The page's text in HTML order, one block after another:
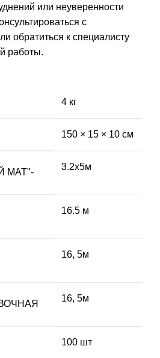
или неуверенности
с
обратиться к специалисту
работы.
4 кг
150 × 15 × 10 см
МАТ"-
3.2х5м
16.5 м
16, 5м
16, 5м
100 шт